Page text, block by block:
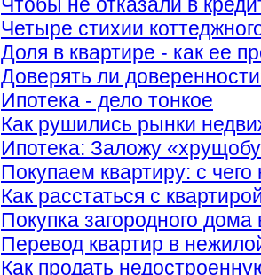
Четыре стихии
Доля в квартире - как ее
Доверять ли
Ипотека - дело тонкое
Как рушились рынки
Ипотека: Заложу
Покупаем квартиру: с чего
Как расстаться с
Покупка загородного дома
Перевод квартир в
Как продать